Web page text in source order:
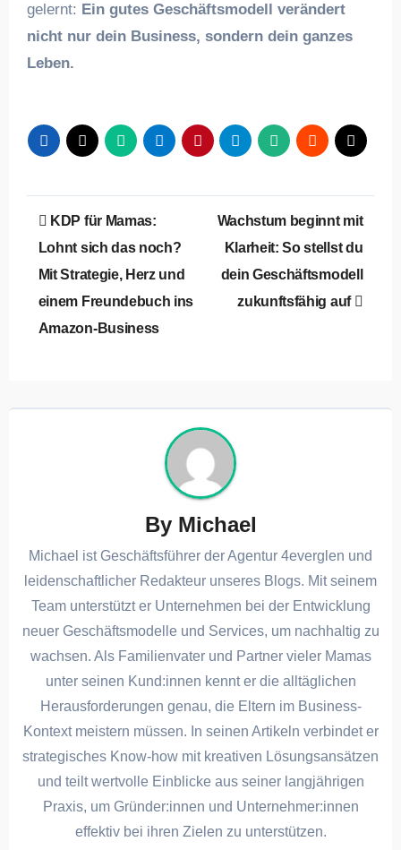
gelernt: Ein gutes Geschäftsmodell verändert
nicht nur dein Business, sondern dein ganzes
Leben.
Beitragsnavigation
KDP für Mamas:
Lohnt sich das noch?
Mit Strategie, Herz und
einem Freundebuch ins
Amazon-Business
Wachstum beginnt mit
Klarheit: So stellst du
dein Geschäftsmodell
zukunftsfähig auf
By Michael
Michael ist Geschäftsführer der Agentur 4everglen und
leidenschaftlicher Redakteur unseres Blogs. Mit seinem
Team unterstützt er Unternehmen bei der Entwicklung
neuer Geschäftsmodelle und Services, um nachhaltig zu
wachsen. Als Familienvater und Partner vieler Mamas
unter seinen Kund:innen kennt er die alltäglichen
Herausforderungen genau, die Eltern im Business-
Kontext meistern müssen. In seinen Artikeln verbindet er
strategisches Know-how mit kreativen Lösungsansätzen
und teilt wertvolle Einblicke aus seiner langjährigen
Praxis, um Gründer:innen und Unternehmer:innen
effektiv bei ihren Zielen zu unterstützen.